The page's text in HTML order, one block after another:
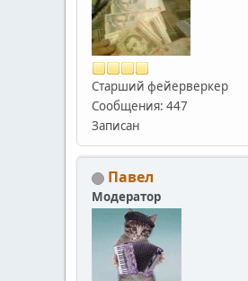
Старший фейерверкер
Сообщения: 447
Записан
Павел
Модератор